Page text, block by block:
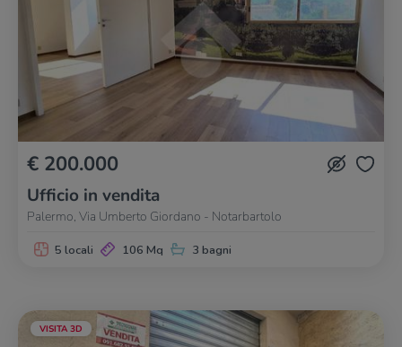
€ 200.000
Ufficio in vendita
Palermo, Via Umberto Giordano - Notarbartolo
5 locali 106 Mq 3 bagni
VISITA 3D